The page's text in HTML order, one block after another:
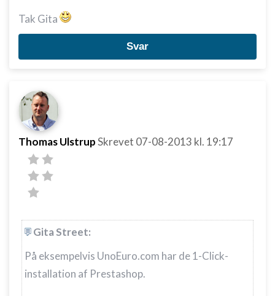
Tak Gita
Svar
Thomas UlstrupSkrevet 07-08-2013 kl. 19:17
Gita Street:
På eksempelvis UnoEuro.com har de 1-Click-
installation af Prestashop.